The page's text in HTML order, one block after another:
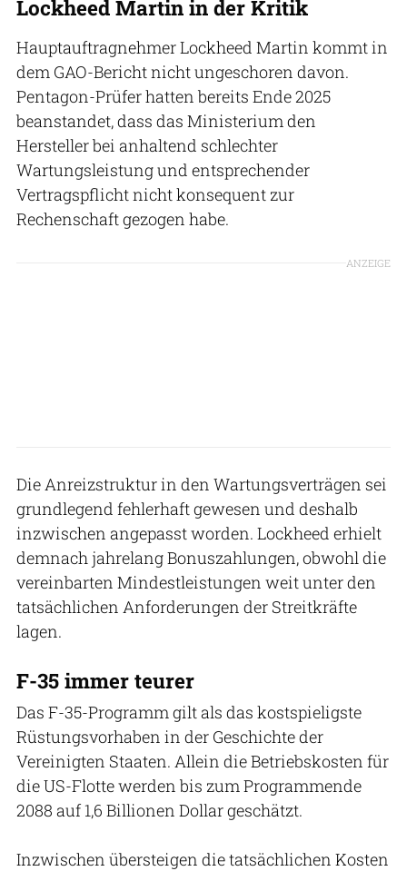
Lockheed Martin in der Kritik
Hauptauftragnehmer Lockheed Martin kommt in
dem GAO-Bericht nicht ungeschoren davon.
Pentagon-Prüfer hatten bereits Ende 2025
beanstandet, dass das Ministerium den
Hersteller bei anhaltend schlechter
Wartungsleistung und entsprechender
Vertragspflicht nicht konsequent zur
Rechenschaft gezogen habe.
ANZEIGE
Die Anreizstruktur in den Wartungsverträgen sei
grundlegend fehlerhaft gewesen und deshalb
inzwischen angepasst worden. Lockheed erhielt
demnach jahrelang Bonuszahlungen, obwohl die
vereinbarten Mindestleistungen weit unter den
tatsächlichen Anforderungen der Streitkräfte
lagen.
F-35 immer teurer
Das F-35-Programm gilt als das kostspieligste
Rüstungsvorhaben in der Geschichte der
Vereinigten Staaten. Allein die Betriebskosten für
die US-Flotte werden bis zum Programmende
2088 auf 1,6 Billionen Dollar geschätzt.
Inzwischen übersteigen die tatsächlichen Kosten